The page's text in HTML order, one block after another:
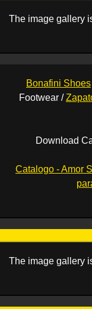
The image gallery
Bonafini Shoes
Footwear /
Download
Catalogo - Amor
The image gallery